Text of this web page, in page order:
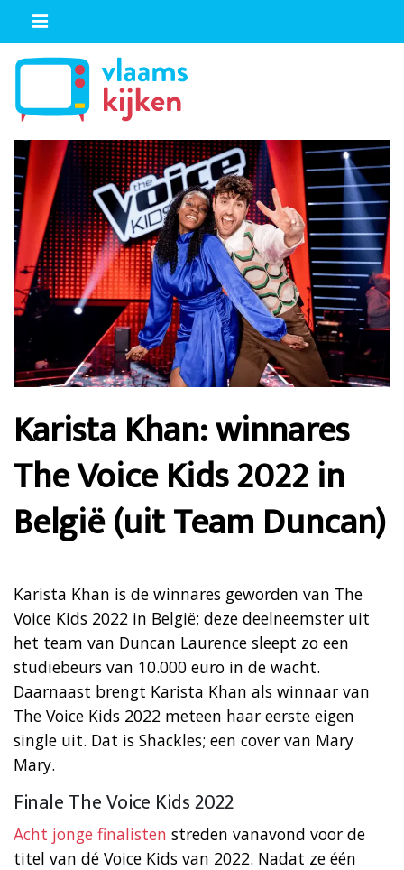
Karista Khan: winnares
The Voice Kids 2022 in
België (uit Team Duncan)
Karista Khan is de winnares geworden van The
Voice Kids 2022 in België; deze deelneemster uit
het team van Duncan Laurence sleept zo een
studiebeurs van 10.000 euro in de wacht.
Daarnaast brengt Karista Khan als winnaar van
The Voice Kids 2022 meteen haar eerste eigen
single uit. Dat is Shackles; een cover van Mary
Mary.
Finale The Voice Kids 2022
Acht jonge finalisten streden vanavond voor de
titel van dé Voice Kids van 2022. Nadat ze één